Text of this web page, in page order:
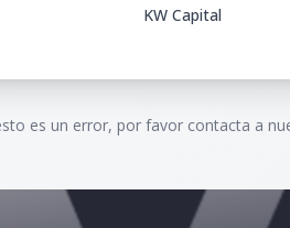
KW Capital
es un error, por favor contacta a